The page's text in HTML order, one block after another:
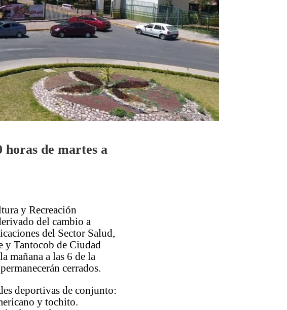
horas de martes a
y Recreación
del cambio a
del Sector Salud,
y Tantocob de Ciudad
mañana a las 6 de la
cerrados.
deportivas de conjunto:
y tochito.